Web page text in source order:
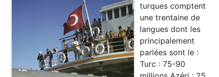
turques comptent
une trentaine de
langues dont les
principalement
parlées sont le :
Turc : 75-90